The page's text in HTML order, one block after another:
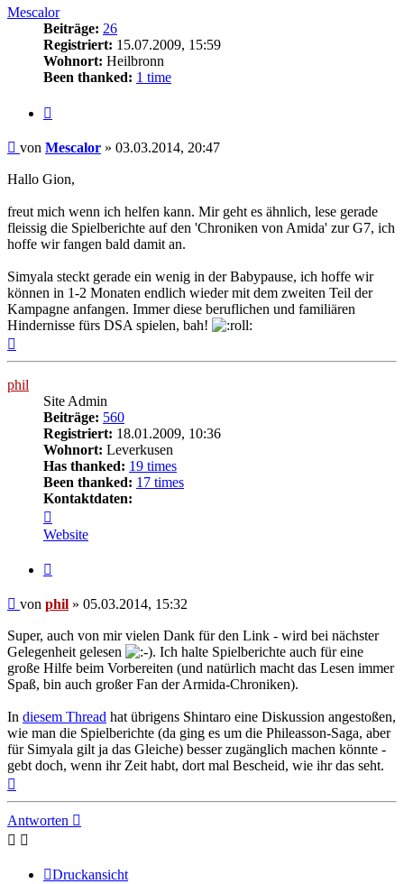
Mescalor
Beiträge: 26
Registriert: 15.07.2009, 15:59
Wohnort: Heilbronn
Been thanked: 1 time
Beitrag
von Mescalor » 03.03.2014, 20:47
Hallo Gion,
freut mich wenn ich helfen kann. Mir geht es ähnlich, lese gerade
fleissig die Spielberichte auf den 'Chroniken von Amida' zur G7, ich
hoffe wir fangen bald damit an.
Simyala steckt gerade ein wenig in der Babypause, ich hoffe wir
können in 1-2 Monaten endlich wieder mit dem zweiten Teil der
Kampagne anfangen. Immer diese beruflichen und familiären
Hindernisse fürs DSA spielen, bah!
phil
Site Admin
Beiträge: 560
Registriert: 18.01.2009, 10:36
Wohnort: Leverkusen
Has thanked: 19 times
Been thanked: 17 times
Kontaktdaten:
von
phil
Website
Beitrag
von phil » 05.03.2014, 15:32
Super, auch von mir vielen Dank für den Link - wird bei nächster
Gelegenheit gelesen
. Ich halte Spielberichte auch für eine
große Hilfe beim Vorbereiten (und natürlich macht das Lesen immer
Spaß, bin auch großer Fan der Armida-Chroniken).
In diesem Thread hat übrigens Shintaro eine Diskussion angestoßen,
wie man die Spielberichte (da ging es um die Phileasson-Saga, aber
für Simyala gilt ja das Gleiche) besser zugänglich machen könnte -
gebt doch, wenn ihr Zeit habt, dort mal Bescheid, wie ihr das seht.
oben
Antworten
Druckansicht